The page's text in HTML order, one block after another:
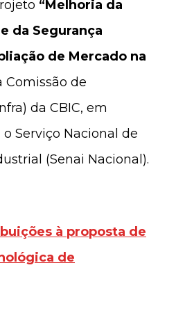
“Melhoria da
da Segurança
de Mercado na
Comissão de
da CBIC, em
Serviço Nacional de
(Senai Nacional).
à proposta de
de